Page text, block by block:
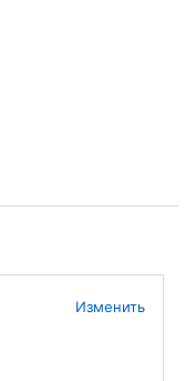
Изменить